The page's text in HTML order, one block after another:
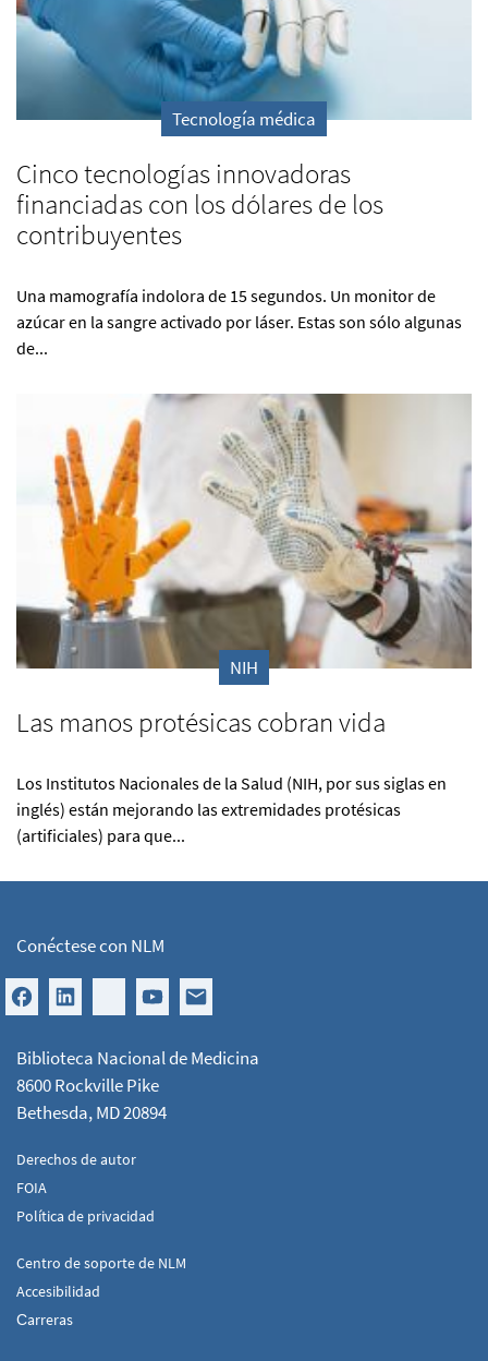
Tecnología médica
Cinco tecnologías innovadoras
financiadas con los dólares de los
contribuyentes
Una mamografía indolora de 15 segundos. Un monitor de
azúcar en la sangre activado por láser. Estas son sólo algunas
de...
NIH
Las manos protésicas cobran vida
Los Institutos Nacionales de la Salud (NIH, por sus siglas en
inglés) están mejorando las extremidades protésicas
(artificiales) para que...
Conéctese con NLM
Biblioteca Nacional de Medicina
8600 Rockville Pike
Bethesda, MD 20894
Derechos de autor
FOIA
Política de privacidad
Centro de soporte de NLM
Accesibilidad
Сarreras